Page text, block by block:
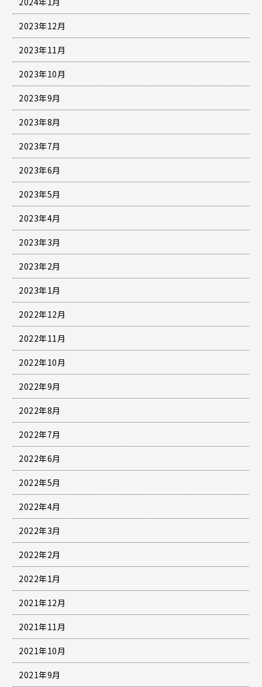
2023年12月
2023年11月
2023年10月
2023年9月
2023年8月
2023年7月
2023年6月
2023年5月
2023年4月
2023年3月
2023年2月
2023年1月
2022年12月
2022年11月
2022年10月
2022年9月
2022年8月
2022年7月
2022年6月
2022年5月
2022年4月
2022年3月
2022年2月
2022年1月
2021年12月
2021年11月
2021年10月
2021年9月